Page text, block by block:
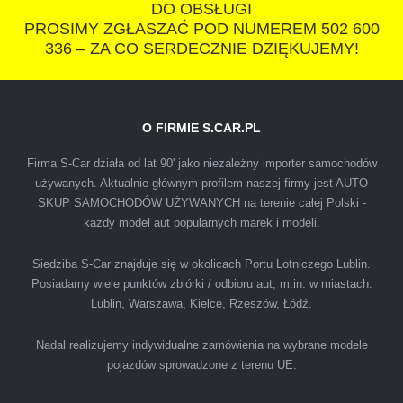
IZA
Polecam firmę s-car ze Świdnika. Dawno nie
podejściem. Szybko, sprawnie, w miłej
atmosferze. Nie wiedziałem, że sprzedaż
samochodu może być załatwiona tak
warunkach finansowych.
DO OBSŁUGI
PROSIMY ZGŁASZAĆ POD NUMEREM 502 600
336 – ZA CO SERDECZNIE DZIĘKUJEMY!
O FIRMIE S.CAR.PL
Firma S-Car działa od lat 90' jako niezależny importer samochodów
używanych. Aktualnie głównym profilem naszej firmy jest AUTO
SKUP SAMOCHODÓW UŻYWANYCH na terenie całej Polski -
każdy model aut popularnych marek i modeli.
Siedziba S-Car znajduje się w okolicach Portu Lotniczego Lublin.
Posiadamy wiele punktów zbiórki / odbioru aut, m.in. w miastach:
Lublin, Warszawa, Kielce, Rzeszów, Łódź.
Nadal realizujemy indywidualne zamówienia na wybrane modele
pojazdów sprowadzone z terenu UE.